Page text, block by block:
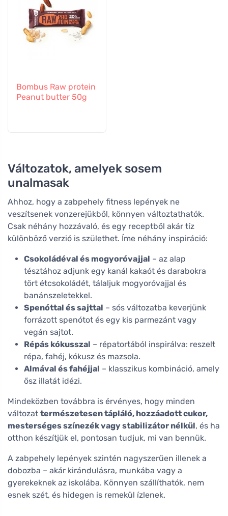
Bombus Raw protein
Peanut butter 50g
Változatok, amelyek sosem
unalmasak
Ahhoz, hogy a zabpehely fitness lepények ne
veszítsenek vonzerejükből, könnyen változtathatók.
Csak néhány hozzávaló, és egy receptből akár tíz
különböző verzió is születhet. Íme néhány inspiráció:
Csokoládéval és mogyoróvajjal – az alap
tésztához adjunk egy kanál kakaót és darabokra
tört étcsokoládét, tálaljuk mogyoróvajjal és
banánszeletekkel.
Spenóttal és sajttal – sós változatba keverjünk
forrázott spenótot és egy kis parmezánt vagy
vegán sajtot.
Répás kókusszal – répatortából inspirálva: reszelt
répa, fahéj, kókusz és mazsola.
Almával és fahéjjal – klasszikus kombináció, amely
ősz illatát idézi.
Mindeközben továbbra is érvényes, hogy minden
változat természetesen tápláló, hozzáadott cukor,
mesterséges színezék vagy stabilizátor nélkül, és ha
otthon készítjük el, pontosan tudjuk, mi van bennük.
A zabpehely lepények szintén nagyszerűen illenek a
dobozba – akár kirándulásra, munkába vagy a
gyerekeknek az iskolába. Könnyen szállíthatók, nem
esnek szét, és hidegen is remekül ízlenek.